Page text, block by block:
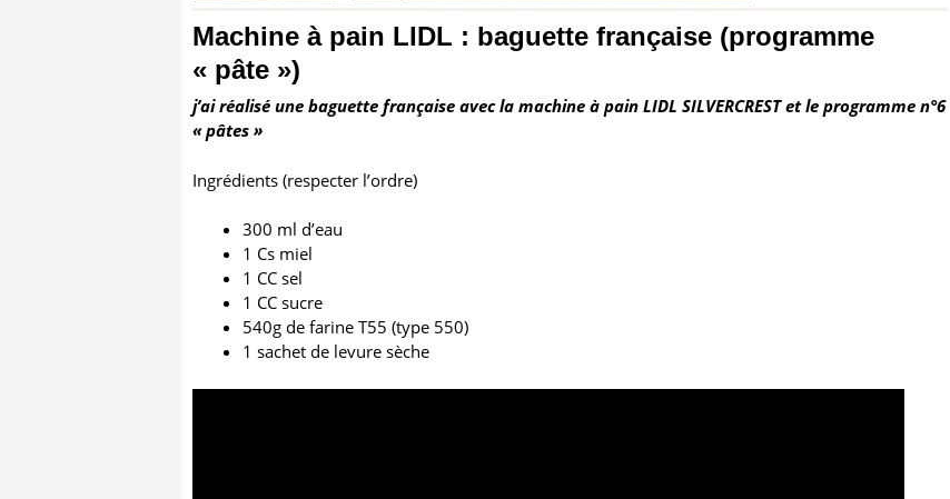
Machine à pain LIDL : baguette française (programme
« pâte »)
j’ai réalisé une baguette française avec la machine à pain LIDL SILVERCREST et le programme n°6
« pâtes »
Ingrédients (respecter l’ordre)
300 ml d’eau
1 Cs miel
1 CC sel
1 CC sucre
540g de farine T55 (type 550)
1 sachet de levure sèche